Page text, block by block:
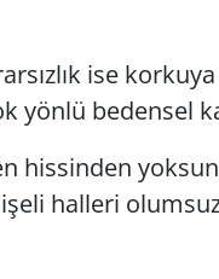
ise
yönlü bedensel
hissinden
halleri